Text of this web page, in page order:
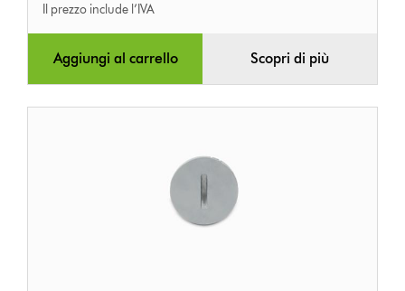
Il prezzo include l’IVA
Aggiungi al carrello Scopri di più